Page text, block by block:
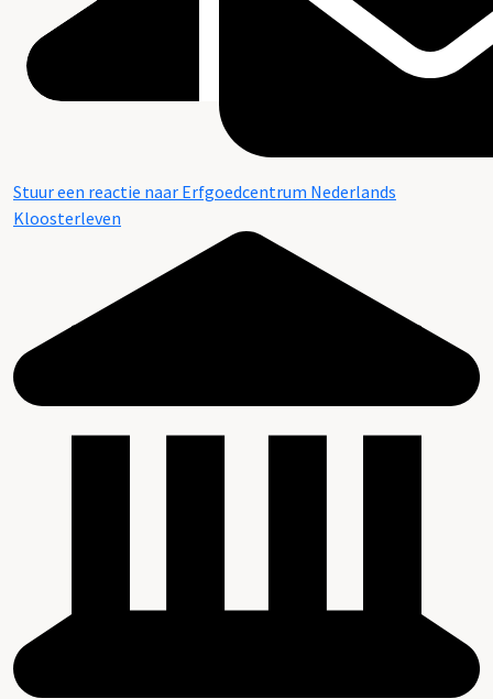
Stuur een reactie naar Erfgoedcentrum Nederlands
Kloosterleven